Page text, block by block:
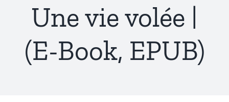
Une vie volée |
(E-Book, EPUB)